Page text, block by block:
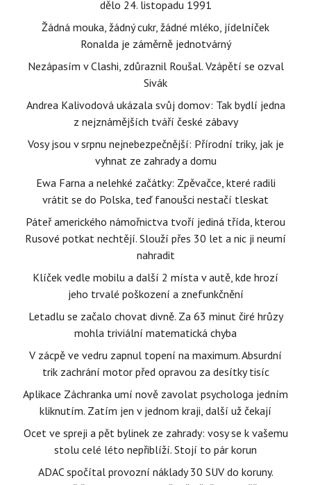
dělo 24. listopadu 1991
Žádná mouka, žádný cukr, žádné mléko, jídelníček
Ronalda je záměrně jednotvárný
Nezápasím v Clashi, zdůraznil Roušal. Vzápětí se ozval
Sivák
Andrea Kalivodová ukázala svůj domov: Tak bydlí jedna
z nejznámějších tváří české zábavy
Vosy jsou v srpnu nejnebezpečnější: Přírodní triky, jak je
vyhnat ze zahrady a domu
Ewa Farna a nelehké začátky: Zpěvačce, které radili
vrátit se do Polska, teď fanoušci nestačí tleskat
Páteř amerického námořnictva tvoří jediná třída, kterou
Rusové potkat nechtějí. Slouží přes 30 let a nic ji neumí
nahradit
Klíček vedle mobilu a další 2 místa v autě, kde hrozí
jeho trvalé poškození a znefunkčnění
Letadlu se začalo chovat divně. Za 63 minut čiré hrůzy
mohla triviální matematická chyba
V zácpě ve vedru zapnul topení na maximum. Absurdní
trik zachrání motor před opravou za desítky tisíc
Aplikace Záchranka umí nově zavolat psychologa jedním
kliknutím. Zatím jen v jednom kraji, další už čekají
Ocet ve spreji a pět bylinek ze zahrady: vosy se k vašemu
stolu celé léto nepřiblíží. Stojí to pár korun
ADAC spočítal provozní náklady 30 SUV do koruny.